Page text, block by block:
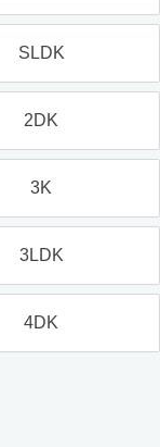
SLDK
2DK
3K
3LDK
4DK